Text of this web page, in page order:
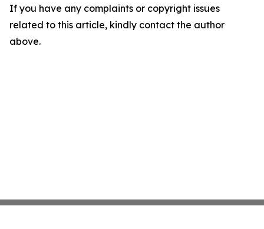
If you have any complaints or copyright issues
related to this article, kindly contact the author
above.